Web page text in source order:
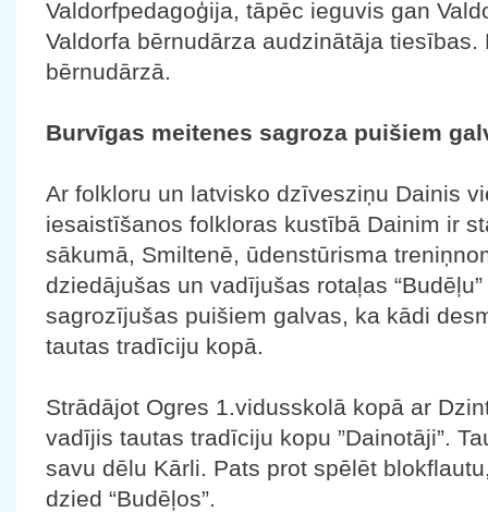
Valdorfpedagoģija, tāpēc ieguvis gan
Valdorfa bērnudārza audzinātāja
bērnudārzā.
Burvīgas meitenes sagroza puišiem
Ar folkloru un latvisko dzīvesziņu Dainis
iesaistīšanos folkloras kustībā Dainim ir
sākumā, Smiltenē, ūdenstūrisma
dziedājušas un vadījušas rotaļas
sagrozījušas puišiem galvas, ka kādi
tautas tradīciju kopā.
Strādājot Ogres 1.vidusskolā kopā ar
vadījis tautas tradīciju kopu ”Dainotāji”.
savu dēlu Kārli. Pats prot spēlēt
dzied “Budēļos”.